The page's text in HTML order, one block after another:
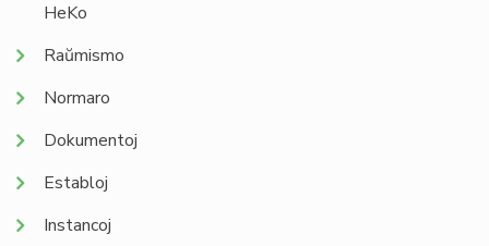
HeKo
Raŭmismo
Normaro
Dokumentoj
Establoj
Instancoj